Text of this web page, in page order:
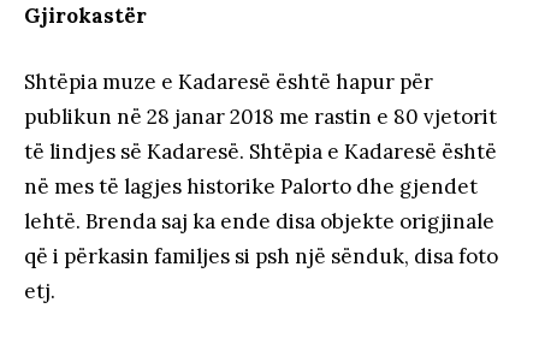
Gjirokastër
Shtëpia muze e Kadaresë është hapur për
publikun në 28 janar 2018 me rastin e 80 vjetorit
të lindjes së Kadaresë. Shtëpia e Kadaresë është
në mes të lagjes historike Palorto dhe gjendet
lehtë. Brenda saj ka ende disa objekte origjinale
që i përkasin familjes si psh një sënduk, disa foto
etj.